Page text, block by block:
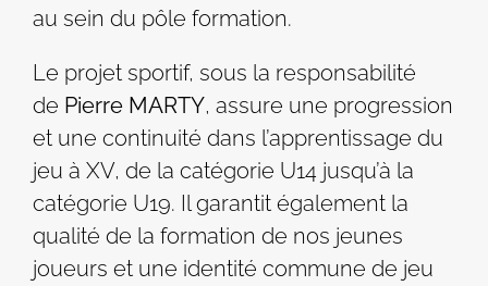
au sein du pôle formation.
Le projet sportif, sous la responsabilité
de Pierre MARTY, assure une progression
et une continuité dans l’apprentissage du
jeu à XV, de la catégorie U14 jusqu’à la
catégorie U19. Il garantit également la
qualité de la formation de nos jeunes
joueurs et une identité commune de jeu